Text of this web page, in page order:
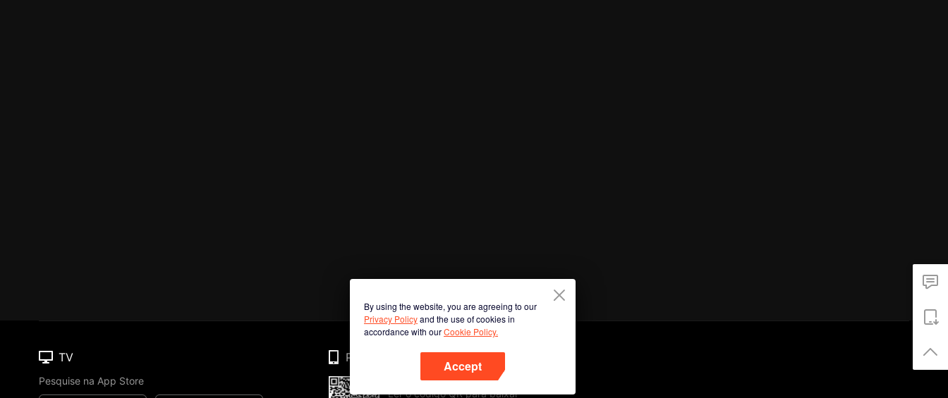
By using the website, you are agreeing to our
Privacy Policyand the use of cookies in
accordance with ourCookie Policy.
Accept
TV
Pesquise na App Store
Phone
Ler o código QR para baixar